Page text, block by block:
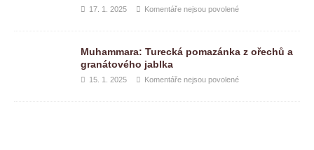
17. 1. 2025 Komentáře nejsou povolené
Muhammara: Turecká pomazánka z ořechů a
granátového jablka
15. 1. 2025 Komentáře nejsou povolené